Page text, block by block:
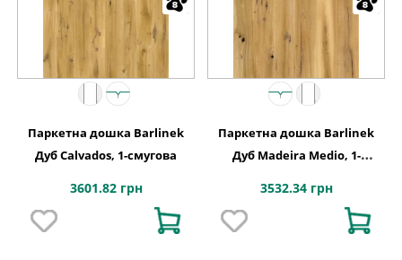
Паркетна дошка Barlinek
Дуб Calvados, 1-смугова
3601.82 грн
Паркетна дошка Barlinek
Дуб Madeira Medio, 1-
3532.34 грн